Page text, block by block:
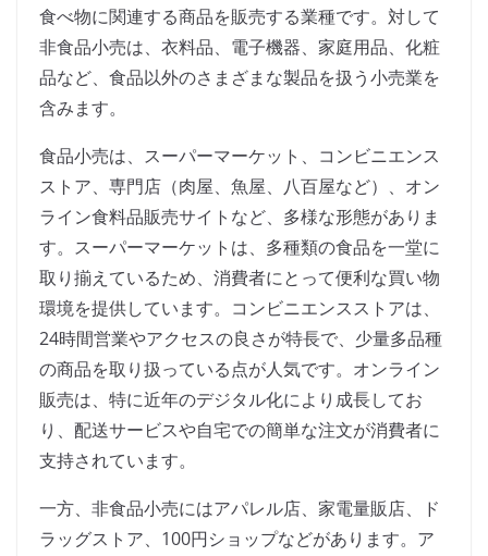
食べ物に関連する商品を販売する業種です。対して
非食品小売は、衣料品、電子機器、家庭用品、化粧
品など、食品以外のさまざまな製品を扱う小売業を
含みます。
食品小売は、スーパーマーケット、コンビニエンス
ストア、専門店（肉屋、魚屋、八百屋など）、オン
ライン食料品販売サイトなど、多様な形態がありま
す。スーパーマーケットは、多種類の食品を一堂に
取り揃えているため、消費者にとって便利な買い物
環境を提供しています。コンビニエンスストアは、
24時間営業やアクセスの良さが特長で、少量多品種
の商品を取り扱っている点が人気です。オンライン
販売は、特に近年のデジタル化により成長してお
り、配送サービスや自宅での簡単な注文が消費者に
支持されています。
一方、非食品小売にはアパレル店、家電量販店、ド
ラッグストア、100円ショップなどがあります。ア